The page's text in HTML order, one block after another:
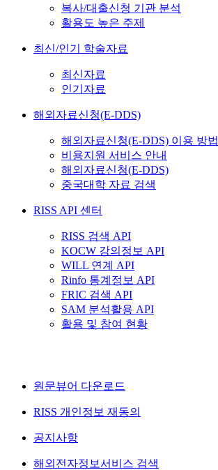
복사/대출신청 기관 분석
활용도 높은 주제
최신/인기 학술자료
최신자료
인기자료
해외자료신청(E-DDS)
해외자료신청(E-DDS) 이용 방법
비용지원 서비스 안내
해외자료신청(E-DDS)
중국대학 자료 검색
RISS API 센터
RISS 검색 API
KOCW 강의정보 API
WILL 연계 API
Rinfo 통계정보 API
FRIC 검색 API
SAM 분석활용 API
활용 및 참여 현황
원문뷰어 다운로드
RISS 개인정보 재동의
공지사항
해외전자정보서비스 검색